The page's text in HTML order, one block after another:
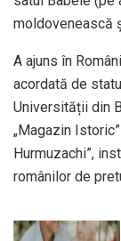
moldovenească
A ajuns în
acordată de
Universității din
„Magazin
Hurmuzachi”,
românilor de